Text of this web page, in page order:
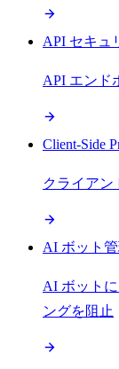
API セキュ
API エンド
Client-Side
クライアン
AI ボット
AI ボット
ングを阻止